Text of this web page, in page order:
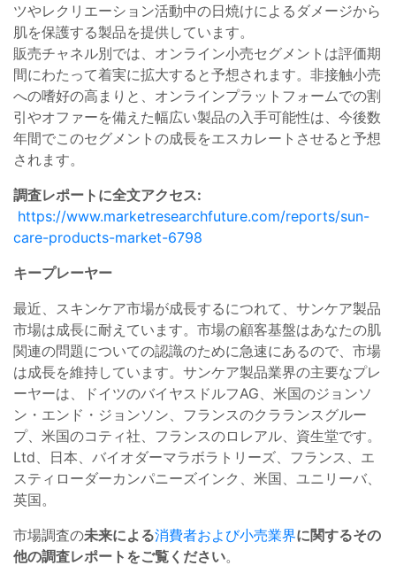
ツやレクリエーション活動中の日焼けによるダメージから
肌を保護する製品を提供しています。
販売チャネル別では、オンライン小売セグメントは評価期
間にわたって着実に拡大すると予想されます。非接触小売
への嗜好の高まりと、オンラインプラットフォームでの割
引やオファーを備えた幅広い製品の入手可能性は、今後数
年間でこのセグメントの成長をエスカレートさせると予想
されます。
調査レポートに全文アクセス:
https://www.marketresearchfuture.com/reports/sun-
care-products-market-6798
キープレーヤー
最近、スキンケア市場が成長するにつれて、サンケア製品
市場は成長に耐えています。市場の顧客基盤はあなたの肌
関連の問題についての認識のために急速にあるので、市場
は成長を維持しています。サンケア製品業界の主要なプレ
ーヤーは、ドイツのバイヤスドルフAG、米国のジョンソ
ン・エンド・ジョンソン、フランスのクラランスグルー
プ、米国のコティ社、フランスのロレアル、資生堂です。
Ltd、日本、バイオダーマラボラトリーズ、フランス、エ
スティローダーカンパニーズインク、米国、ユニリーバ、
英国。
市場調査の未来による消費者および小売業界に関するその
他の調査レポートをご覧ください。